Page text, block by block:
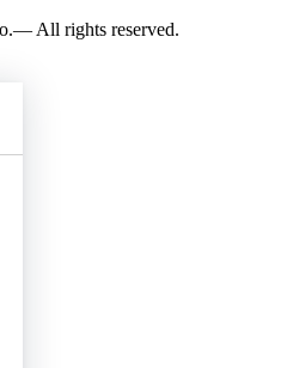
All rights reserved.